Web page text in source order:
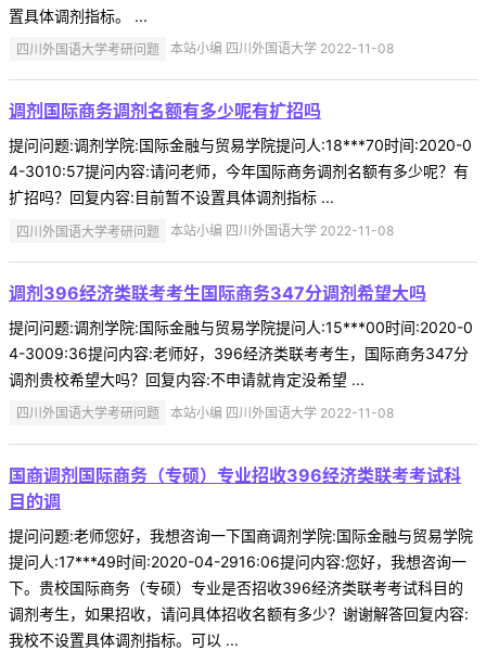
置具体调剂指标。 ...
四川外国语大学考研问题 本站小编 四川外国语大学 2022-11-08
调剂国际商务调剂名额有多少呢有扩招吗
提问问题:调剂学院:国际金融与贸易学院提问人:18***70时间:2020-0
4-3010:57提问内容:请问老师，今年国际商务调剂名额有多少呢？有
扩招吗？回复内容:目前暂不设置具体调剂指标 ...
四川外国语大学考研问题 本站小编 四川外国语大学 2022-11-08
调剂396经济类联考考生国际商务347分调剂希望大吗
提问问题:调剂学院:国际金融与贸易学院提问人:15***00时间:2020-0
4-3009:36提问内容:老师好，396经济类联考考生，国际商务347分
调剂贵校希望大吗？回复内容:不申请就肯定没希望 ...
四川外国语大学考研问题 本站小编 四川外国语大学 2022-11-08
国商调剂国际商务（专硕）专业招收396经济类联考考试科
目的调
提问问题:老师您好，我想咨询一下国商调剂学院:国际金融与贸易学院
提问人:17***49时间:2020-04-2916:06提问内容:您好，我想咨询一
下。贵校国际商务（专硕）专业是否招收396经济类联考考试科目的
调剂考生，如果招收，请问具体招收名额有多少？谢谢解答回复内容:
我校不设置具体调剂指标。可以 ...